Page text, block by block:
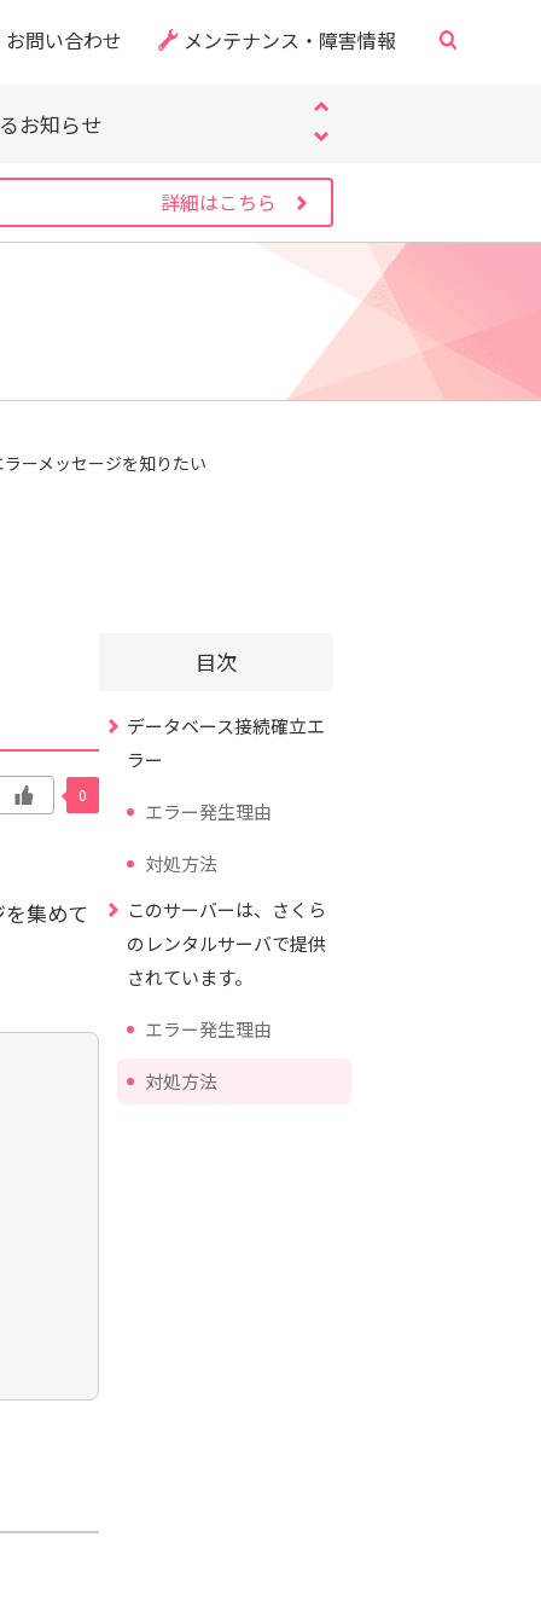
お問い合わせ メンテナンス・障害情報
・CVE-2026-60137）
お知らせ
イト」にご注意ください
お知らせ
詳細はこちら
ーメッセージを知りたい
0
集めて
目次
データベース接続確立エ
ラー
エラー発生理由
対処方法
このサーバーは、さくら
のレンタルサーバで提供
されています。
エラー発生理由
対処方法